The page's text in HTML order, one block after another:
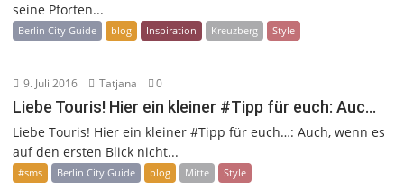
seine Pforten...
Berlin City Guide blog Inspiration Kreuzberg Style
9. Juli 2016 Tatjana 0
Liebe Touris! Hier ein kleiner #Tipp für euch: Auc…
Liebe Touris! Hier ein kleiner #Tipp für euch…: Auch, wenn es
auf den ersten Blick nicht...
#sms Berlin City Guide blog Mitte Style